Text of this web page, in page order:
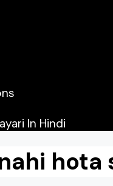
In Hindi
hota